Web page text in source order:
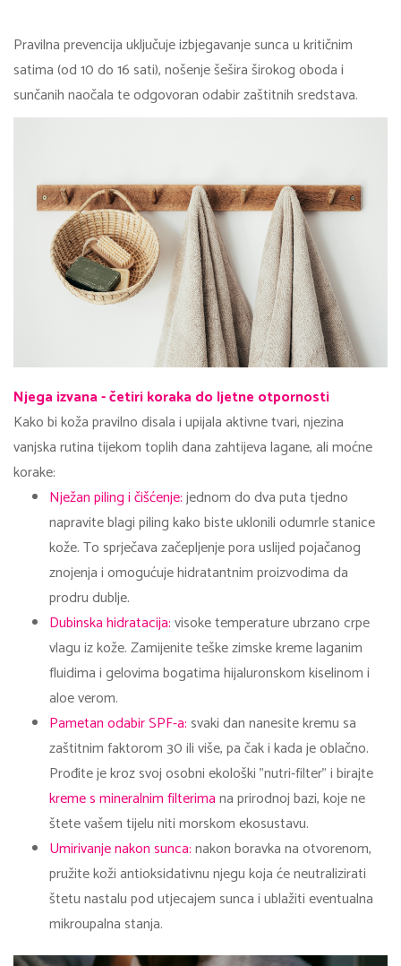
Pravilna prevencija uključuje izbjegavanje sunca u kritičnim
satima (od 10 do 16 sati), nošenje šešira širokog oboda i
sunčanih naočala te odgovoran odabir zaštitnih sredstava.
Njega izvana - četiri koraka do ljetne otpornosti
Kako bi koža pravilno disala i upijala aktivne tvari, njezina
vanjska rutina tijekom toplih dana zahtijeva lagane, ali moćne
korake:
Nježan piling i čišćenje:jednom do dva puta tjedno
napravite blagi piling kako biste uklonili odumrle stanice
kože. To sprječava začepljenje pora uslijed pojačanog
znojenja i omogućuje hidratantnim proizvodima da
prodru dublje.
Dubinska hidratacija:visoke temperature ubrzano crpe
vlagu iz kože. Zamijenite teške zimske kreme laganim
fluidima i gelovima bogatima hijaluronskom kiselinom i
aloe verom.
Pametan odabir SPF-a:svaki dan nanesite kremu sa
zaštitnim faktorom 30 ili više, pa čak i kada je oblačno.
Prođite je kroz svoj osobni ekološki "nutri-filter" i birajte
kreme s mineralnim filterimana prirodnoj bazi, koje ne
štete vašem tijelu niti morskom ekosustavu.
Umirivanje nakon sunca:nakon boravka na otvorenom,
pružite koži antioksidativnu njegu koja će neutralizirati
štetu nastalu pod utjecajem sunca i ublažiti eventualna
mikroupalna stanja.